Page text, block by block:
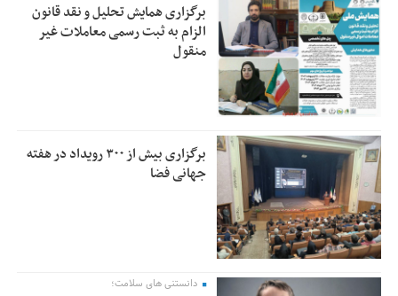
برگزاری همایش تحلیل و نقد قانون
الزام به ثبت رسمی معاملات غیر
منقول
برگزاری بیش از ۳۰۰ رویداد در هفته
جهانی فضا
دانستنی های سلامت؛